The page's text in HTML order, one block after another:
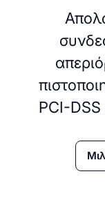
PCI-